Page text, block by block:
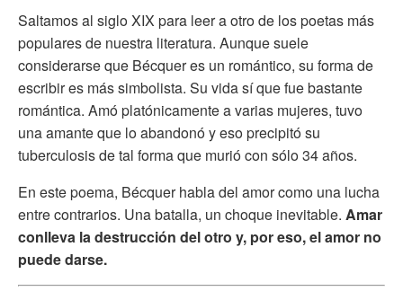
Saltamos al siglo XIX para leer a otro de los poetas más
populares de nuestra literatura. Aunque suele
considerarse que Bécquer es un romántico, su forma de
escribir es más simbolista. Su vida sí que fue bastante
romántica. Amó platónicamente a varias mujeres, tuvo
una amante que lo abandonó y eso precipitó su
tuberculosis de tal forma que murió con sólo 34 años.
En este poema, Bécquer habla del amor como una lucha
entre contrarios. Una batalla, un choque inevitable. Amar
conlleva la destrucción del otro y, por eso, el amor no
puede darse.